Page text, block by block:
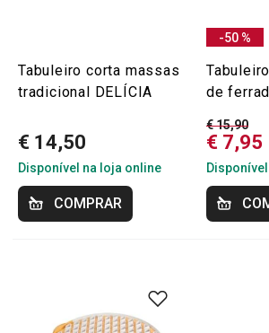
Tabuleiro corta massas
tradicional DELÍCIA
€ 14,50
Disponível na loja online
COMPRAR
-50 %
de
€ 15,90
€ 7,95